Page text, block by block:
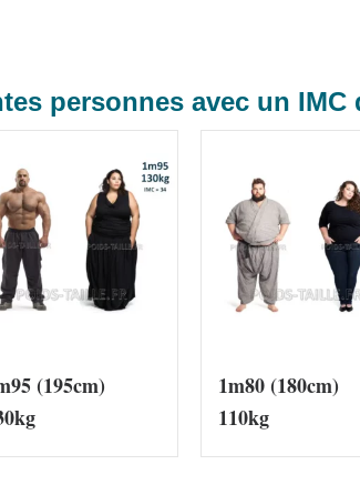
personnes avec un
(195cm)
1m80 (180cm)
110kg